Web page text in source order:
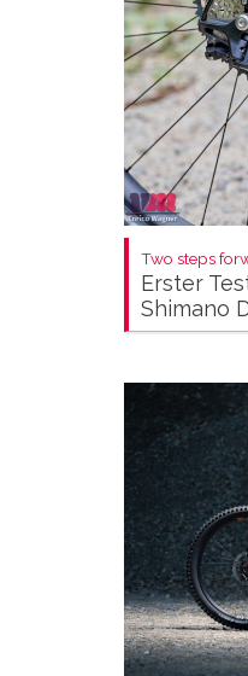
Two steps
Erster
Shimano